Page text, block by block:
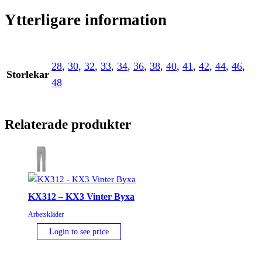
Ytterligare information
Storlekar
28, 30, 32, 33, 34, 36, 38, 40, 41, 42, 44, 46,
48
Relaterade produkter
KX312 – KX3 Vinter Byxa
Arbetskläder
Login to see price